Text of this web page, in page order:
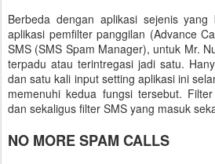
Berbeda dengan aplikasi sejenis
aplikasi pemfilter panggilan (Advance
SMS (SMS Spam Manager), untuk Mr.
terpadu atau terintregasi jadi satu.
dan satu kali input setting aplikasi ini
memenuhi kedua fungsi tersebut.
dan sekaligus filter SMS yang masuk
NO MORE SPAM CALLS